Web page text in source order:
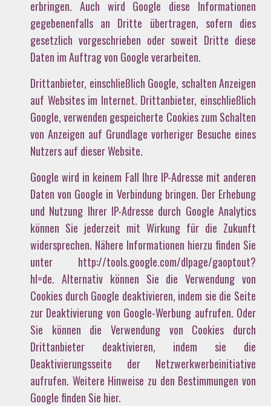
erbringen. Auch wird Google diese Informationen
gegebenenfalls an Dritte übertragen, sofern dies
gesetzlich vorgeschrieben oder soweit Dritte diese
Daten im Auftrag von Google verarbeiten.
Drittanbieter, einschließlich Google, schalten Anzeigen
auf Websites im Internet. Drittanbieter, einschließlich
Google, verwenden gespeicherte Cookies zum Schalten
von Anzeigen auf Grundlage vorheriger Besuche eines
Nutzers auf dieser Website.
Google wird in keinem Fall Ihre IP-Adresse mit anderen
Daten von Google in Verbindung bringen. Der Erhebung
und Nutzung Ihrer IP-Adresse durch Google Analytics
können Sie jederzeit mit Wirkung für die Zukunft
widersprechen. Nähere Informationen hierzu finden Sie
unter http://tools.google.com/dlpage/gaoptout?
hl=de. Alternativ können Sie die Verwendung von
Cookies durch Google deaktivieren, indem sie die Seite
zur Deaktivierung von Google-Werbung aufrufen. Oder
Sie können die Verwendung von Cookies durch
Drittanbieter deaktivieren, indem sie die
Deaktivierungsseite der Netzwerkwerbeinitiative
aufrufen. Weitere Hinweise zu den Bestimmungen von
Google finden Sie hier.